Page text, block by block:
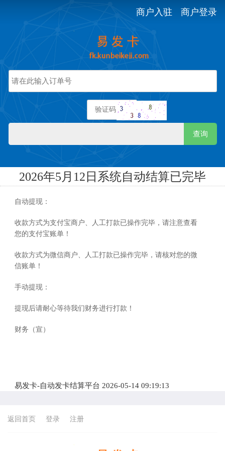
商户入驻 商户登录
查询
2026年5月12日系统自动结算已完毕
自动提现：
收款方式为支付宝商户、人工打款已操作完毕，请注意查看
您的支付宝账单！
收款方式为微信商户、人工打款已操作完毕，请核对您的微
信账单！
手动提现：
提现后请耐心等待我们财务进行打款！
财务（宣）
易发卡-自动发卡结算平台 2026-05-14 09:19:13
返回首页 登录 注册